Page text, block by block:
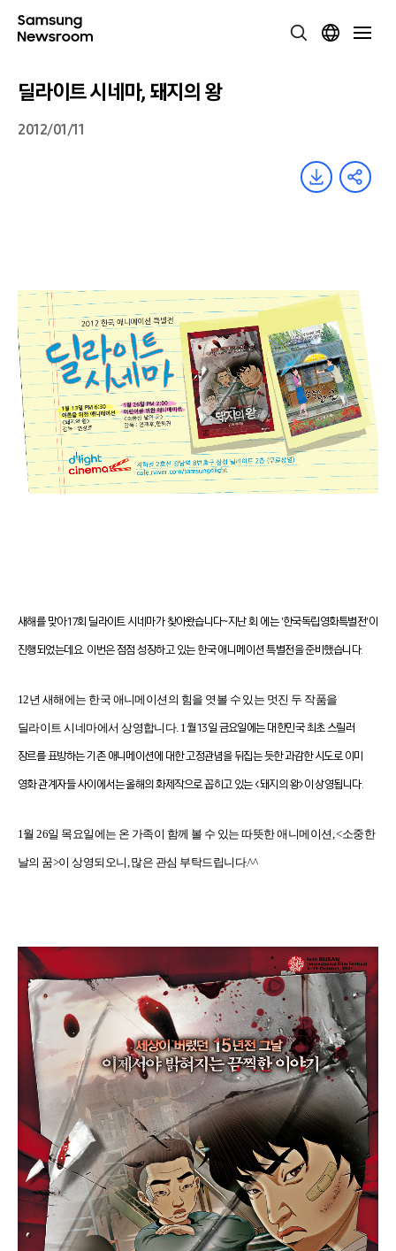
딜라이트 시네마, 돼지의 왕
2012/01/11
새해를 맞아 17회 딜라이트 시네마가 찾아왔습니다~지난 회 에는 '한국독립영화특별전'이
진행되었는데요. 이번은 점점 성장하고 있는 한국 애니메이션 특별전을 준비했습니다.
12년 새해에는 한국 애니메이션의 힘을 엿볼 수 있는 멋진 두 작품을
딜라이트 시네마에서 상영합니다. 1 월13일 금요일에는 대한민국 최초 스릴러
장르를 표방하는 기존 애니메이션에 대한 고정관념을뒤집는 듯한 과감한 시도로 이미
영화 관계자들 사이에서는 올해의 화제작으로 꼽히고 있는<돼지의 왕>이 상영됩니다.
1 월 26일 목요일에는 온 가족이 함께 볼 수 있는 따뜻한 애니메이션 , <소중한
날의 꿈>이 상영되오니 많은 관심 부탁드립니다.^^